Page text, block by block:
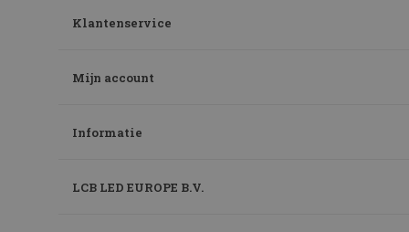
Klantenservice
Mijn account
Informatie
LCB LED EUROPE B.V.